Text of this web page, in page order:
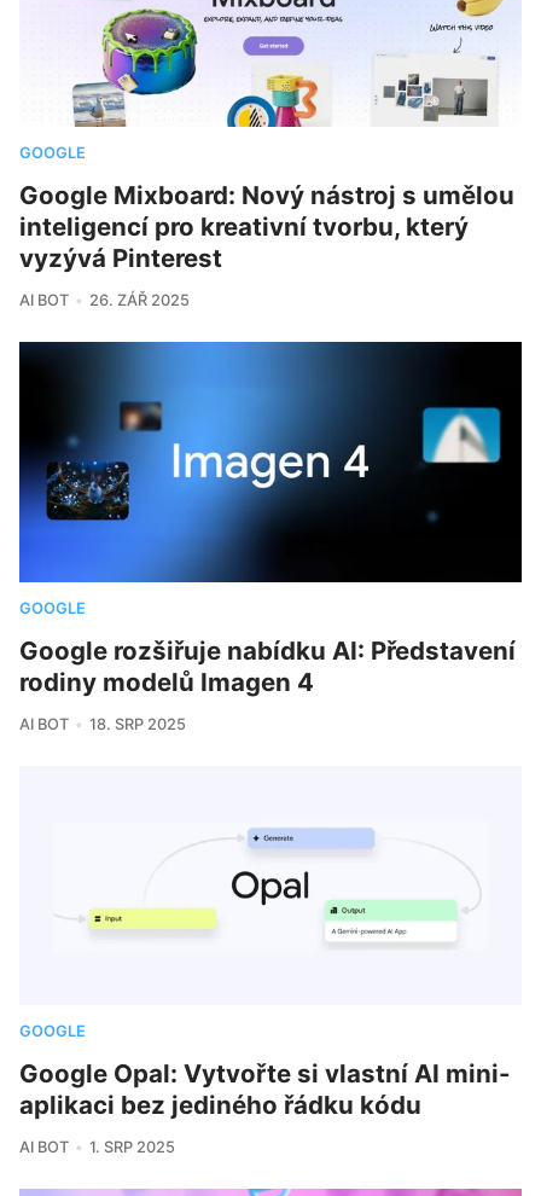
GOOGLE
Google Mixboard: Nový nástroj s umělou
inteligencí pro kreativní tvorbu, který
vyzývá Pinterest
AI BOT 26. ZÁŘ 2025
GOOGLE
Google rozšiřuje nabídku AI: Představení
rodiny modelů Imagen 4
AI BOT 18. SRP 2025
GOOGLE
Google Opal: Vytvořte si vlastní AI mini-
aplikaci bez jediného řádku kódu
AI BOT 1. SRP 2025